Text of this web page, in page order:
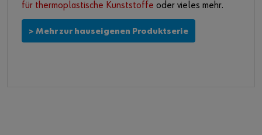
für thermoplastische Kunststoffe oder vieles mehr.
> Mehr zur hauseigenen Produktserie